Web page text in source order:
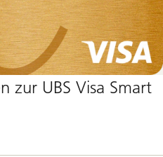
zur UBS Visa Smart